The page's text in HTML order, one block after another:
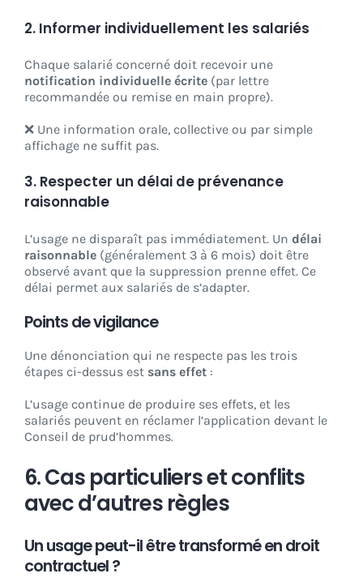
2. Informer individuellement les salariés
Chaque salarié concerné doit recevoir une
notification individuelle écrite (par lettre
recommandée ou remise en main propre).
❌ Une information orale, collective ou par simple
affichage ne suffit pas.
3. Respecter un délai de prévenance
raisonnable
L’usage ne disparaît pas immédiatement. Un délai
raisonnable (généralement 3 à 6 mois) doit être
observé avant que la suppression prenne effet. Ce
délai permet aux salariés de s’adapter.
Points de vigilance
Une dénonciation qui ne respecte pas les trois
étapes ci-dessus est sans effet :
L’usage continue de produire ses effets, et les
salariés peuvent en réclamer l’application devant le
Conseil de prud’hommes.
6. Cas particuliers et conflits
avec d’autres règles
Un usage peut-il être transformé en droit
contractuel ?